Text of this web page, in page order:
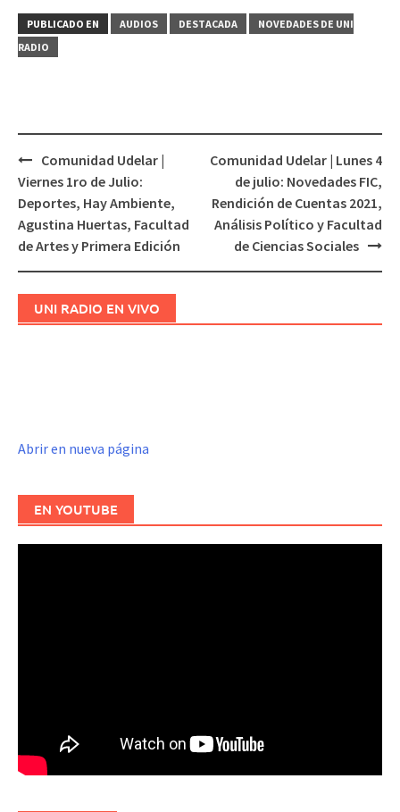
audio
PUBLICADO EN AUDIOS DESTACADA
NOVEDADES DE UNI
RADIO
Navegación
de
entradas
Comunidad Udelar |
Viernes 1ro de Julio:
Deportes, Hay Ambiente,
Agustina Huertas, Facultad
de Artes y Primera Edición
Comunidad Udelar | Lunes 4
de julio: Novedades FIC,
Rendición de Cuentas 2021,
Análisis Político y Facultad
de Ciencias Sociales
UNI RADIO EN VIVO
Abrir en nueva página
EN YOUTUBE